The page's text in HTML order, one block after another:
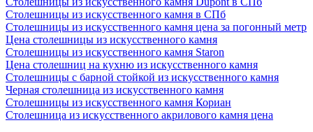
Столешницы из искусственного камня в СПб
Столешницы из искусственного камня цена за погонный метр
Цена столешницы из искусственного камня
Столешницы из искусственного камня Staron
Цена столешниц на кухню из искусственного камня
Столешницы с барной стойкой из искусственного камня
Черная столешница из искусственного камня
Столешницы из искусственного камня Кориан
Столешница из искусственного акрилового камня цена